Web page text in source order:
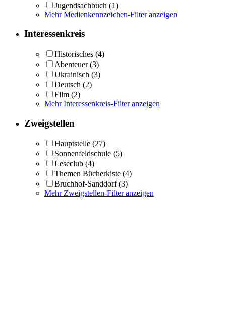
Jugendsachbuch (1)
Mehr Medienkennzeichen-Filter anzeigen
Interessenkreis
Historisches (4)
Abenteuer (3)
Ukrainisch (3)
Deutsch (2)
Film (2)
Mehr Interessenkreis-Filter anzeigen
Zweigstellen
Hauptstelle (27)
Sonnenfeldschule (5)
Leseclub (4)
Themen Bücherkiste (4)
Bruchhof-Sanddorf (3)
Mehr Zweigstellen-Filter anzeigen